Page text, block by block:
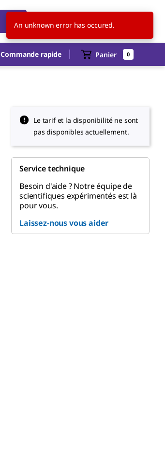
CH FR
Commande rapide Panier 0
Le tarif et la disponibilité ne sont
pas disponibles actuellement.
Service technique
Besoin d'aide ? Notre équipe de
scientifiques expérimentés est là
pour vous.
Laissez-nous vous aider
An unknown error has occured.